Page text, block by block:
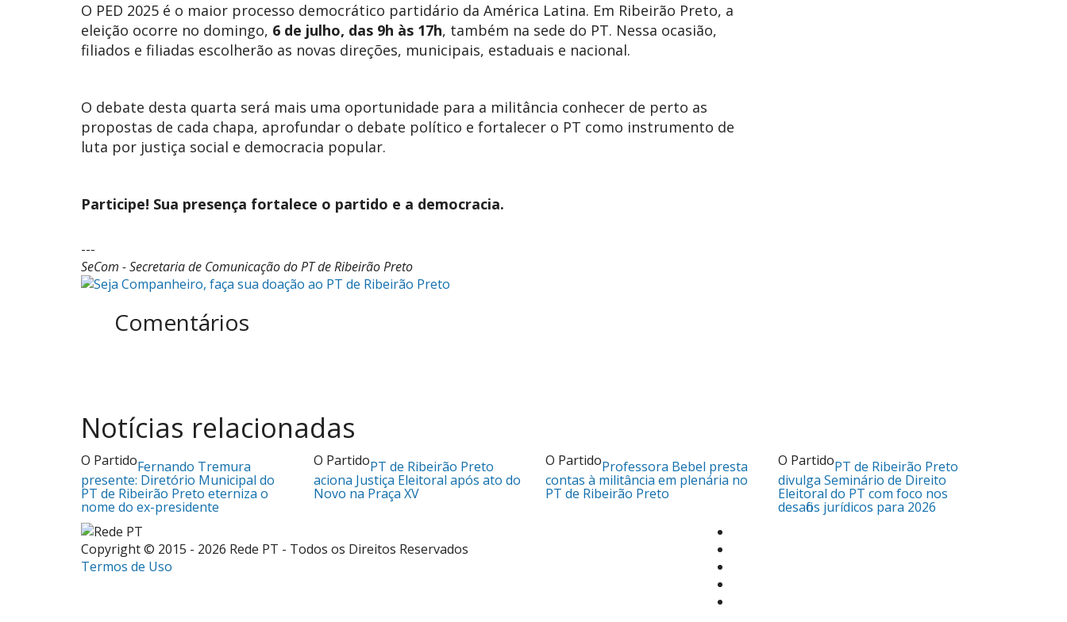
O PED 2025 é o maior processo democrático partidário da América Latina. Em Ribeirão Preto, a
eleição ocorre no domingo, 6 de julho, das 9h às 17h, também na sede do PT. Nessa ocasião,
filiados e filiadas escolherão as novas direções, municipais, estaduais e nacional.
O debate desta quarta será mais uma oportunidade para a militância conhecer de perto as
propostas de cada chapa, aprofundar o debate político e fortalecer o PT como instrumento de
luta por justiça social e democracia popular.
Participe! Sua presença fortalece o partido e a democracia.
---
SeCom - Secretaria de Comunicação do PT de Ribeirão Preto
Comentários
Notícias relacionadas
O PartidoFernando Tremura
presente: Diretório Municipal do
PT de Ribeirão Preto eterniza o
nome do ex-presidente
O PartidoPT de Ribeirão Preto
aciona Justiça Eleitoral após ato do
Novo na Praça XV
O PartidoProfessora Bebel presta
contas à militância em plenária no
PT de Ribeirão Preto
O PartidoPT de Ribeirão Preto
divulga Seminário de Direito
Eleitoral do PT com foco nos
desafios jurídicos para 2026
Copyright © 2015 - 2026 Rede PT - Todos os Direitos Reservados
Termos de Uso